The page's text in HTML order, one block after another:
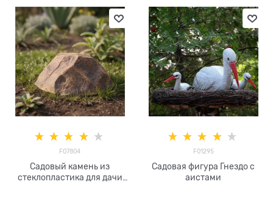
F07804
Садовый камень из
стеклопластика для дачи
F01295
Садовая фигура Гнездо с
аистами